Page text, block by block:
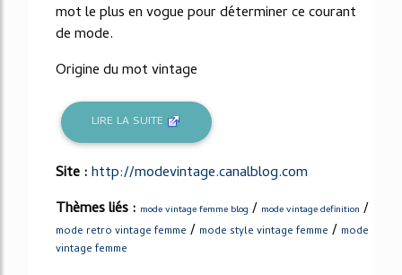
mot le plus en vogue pour déterminer ce courant
de mode.
Origine du mot vintage
LIRE LA SUITE
Site :http://modevintage.canalblog.com
Thèmes liés : mode vintage femme blog / mode vintage definition /
mode retro vintage femme / mode style vintage femme / mode
vintage femme